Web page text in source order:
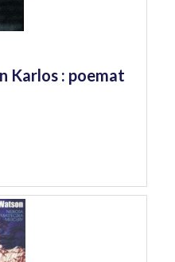
Karlos : poemat